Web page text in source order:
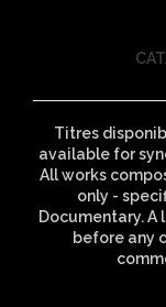
Titres
available for
All works
only -
Documentary.
before any